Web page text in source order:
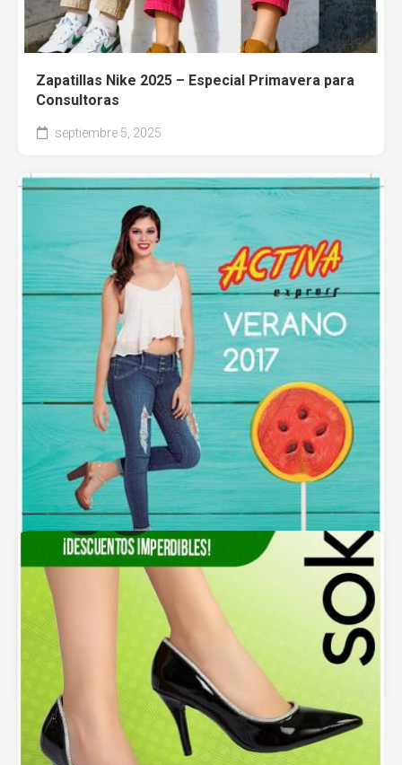
Zapatillas Nike 2025 – Especial Primavera para
Consultoras
septiembre 5, 2025
Catálogo Activa Express Verano2 2017
julio 20, 2017